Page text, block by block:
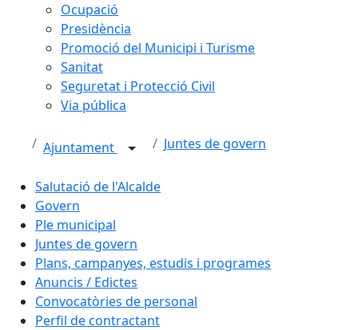
Ocupació
Presidència
Promoció del Municipi i Turisme
Sanitat
Seguretat i Protecció Civil
Via pública
Ajuntament Juntes de govern
Salutació de l'Alcalde
Govern
Ple municipal
Juntes de govern
Plans, campanyes, estudis i programes
Anuncis / Edictes
Convocatòries de personal
Perfil de contractant